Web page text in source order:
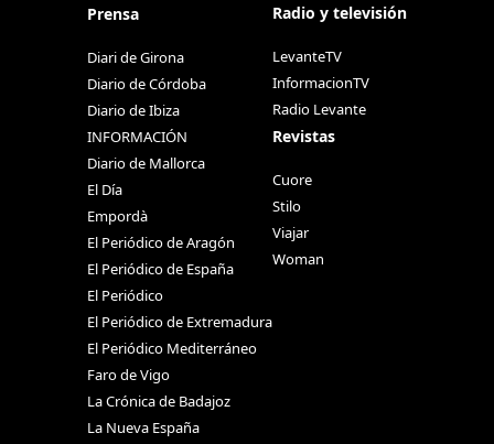
Prensa
Diari de Girona
Diario de Córdoba
Diario de Ibiza
INFORMACIÓN
Diario de Mallorca
El Día
Empordà
El Periódico de Aragón
El Periódico de España
El Periódico
El Periódico de Extremadura
El Periódico Mediterráneo
Faro de Vigo
La Crónica de Badajoz
La Nueva España
Radio y televisión
LevanteTV
InformacionTV
Radio Levante
Revistas
Cuore
Stilo
Viajar
Woman